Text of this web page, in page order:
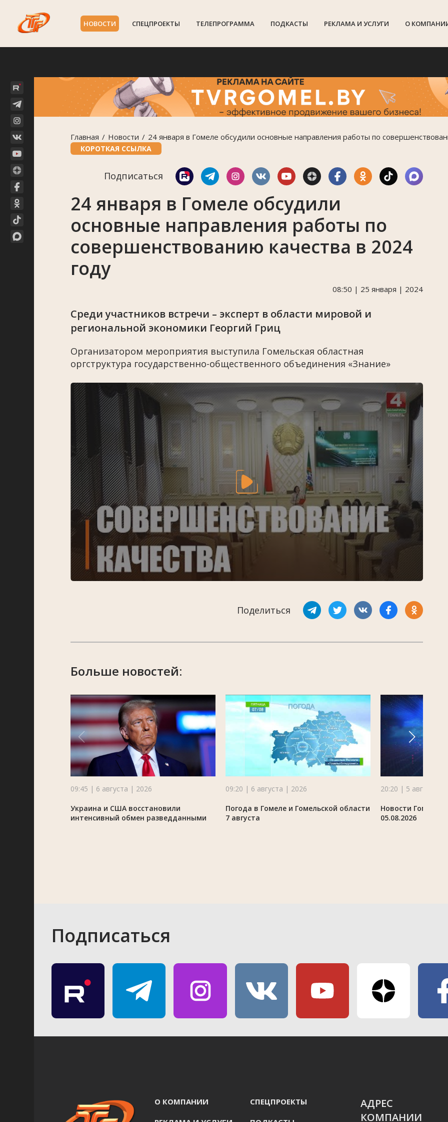
НОВОСТИ СПЕЦПРОЕКТЫ ТЕЛЕПРОГРАММА ПОДКАСТЫ РЕКЛАМА И УСЛУГИ О
Главная Новости 24 января в Гомеле обсудили основные направления работы по
КОРОТКАЯ ССЫЛКА
Подписаться
24 января в Гомеле обсудили
основные направления работы по
совершенствованию качества в 2024
году
08:50 | 25 января | 2024
Среди участников встречи – эксперт в области мировой и
региональной экономики Георгий Гриц
Организатором мероприятия выступила Гомельская областная
оргструктура государственно-общественного объединения «Знание»
Поделиться
Больше новостей:
09:45 | 6 августа | 2026
Украина и США восстановили
интенсивный обмен разведданными
09:20 | 6 августа | 2026
Погода в Гомеле и Гомельской области
7 августа
20:20 | 5 августа |
Новости
05.08.2026
Подписаться
О КОМПАНИИ СПЕЦПРОЕКТЫ
АДРЕС
КОМПАНИИ